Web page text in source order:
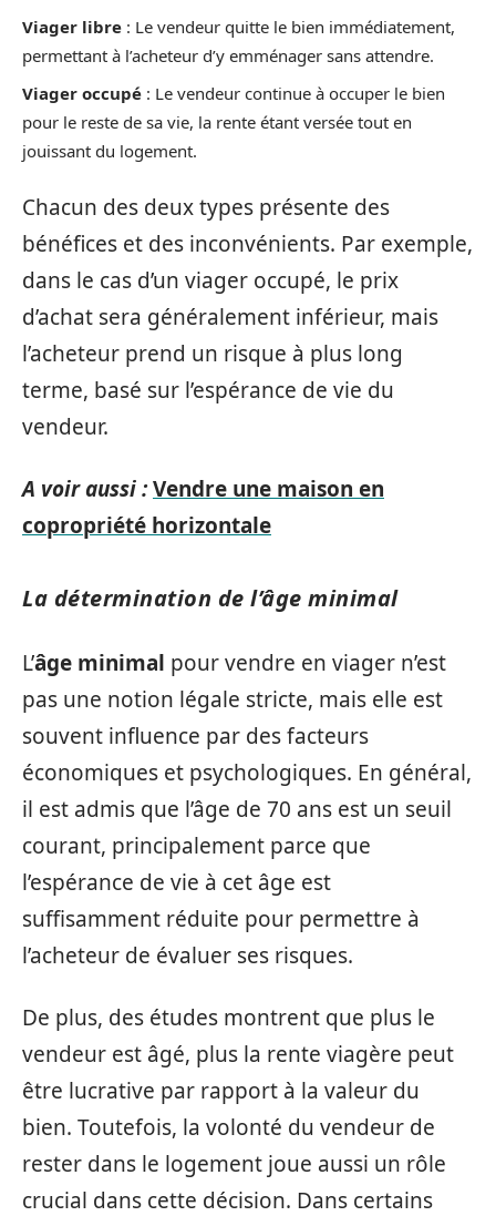
Viager libre : Le vendeur quitte le bien immédiatement,
permettant à l’acheteur d’y emménager sans attendre.
Viager occupé : Le vendeur continue à occuper le bien
pour le reste de sa vie, la rente étant versée tout en
jouissant du logement.
Chacun des deux types présente des
bénéfices et des inconvénients. Par exemple,
dans le cas d’un viager occupé, le prix
d’achat sera généralement inférieur, mais
l’acheteur prend un risque à plus long
terme, basé sur l’espérance de vie du
vendeur.
A voir aussi :Vendre une maison en
copropriété horizontale
La détermination de l’âge minimal
L’âge minimal pour vendre en viager n’est
pas une notion légale stricte, mais elle est
souvent influence par des facteurs
économiques et psychologiques. En général,
il est admis que l’âge de 70 ans est un seuil
courant, principalement parce que
l’espérance de vie à cet âge est
suffisamment réduite pour permettre à
l’acheteur de évaluer ses risques.
De plus, des études montrent que plus le
vendeur est âgé, plus la rente viagère peut
être lucrative par rapport à la valeur du
bien. Toutefois, la volonté du vendeur de
rester dans le logement joue aussi un rôle
crucial dans cette décision. Dans certains